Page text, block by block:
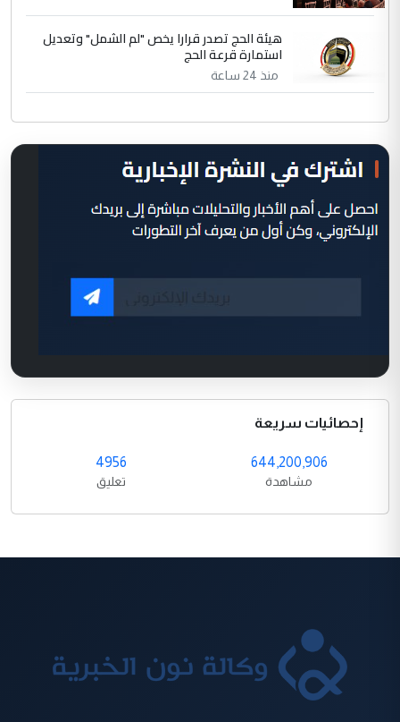
هيئة الحج تصدر قرارا يخص "لم الشمل" وتعديل
استمارة قرعة الحج
منذ 24 ساعة
إحصائيات سريعة
644,200,906
مشاهدة
4956
تعليق